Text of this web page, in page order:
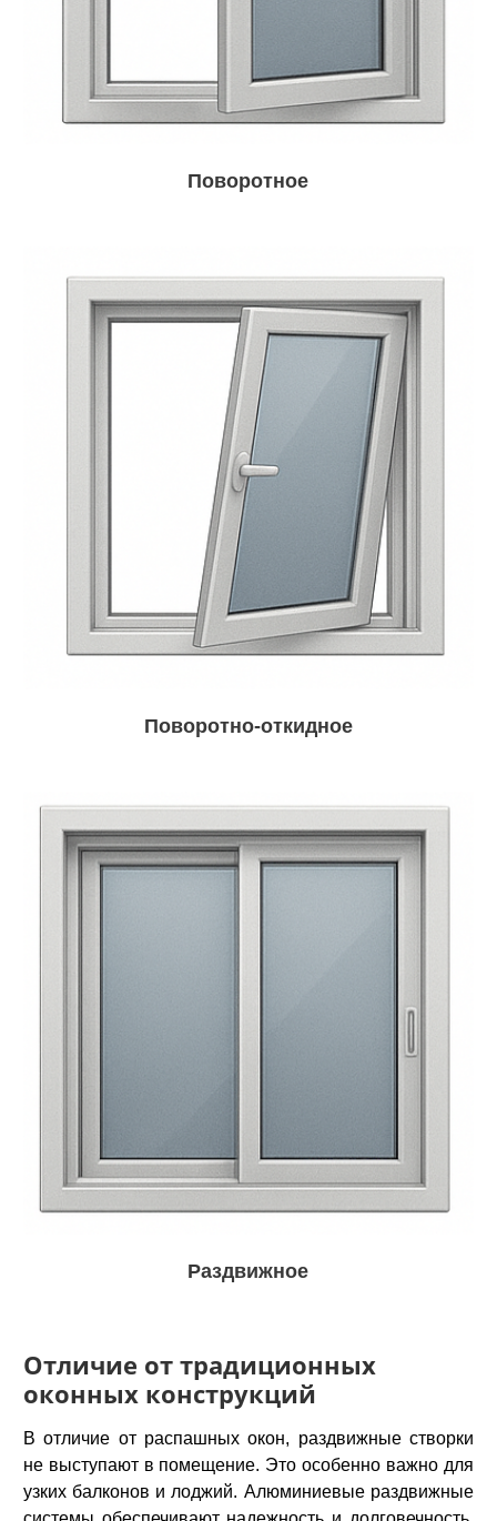
Поворотное
Поворотно-откидное
Раздвижное
Отличие от традиционных
оконных конструкций
В отличие от распашных окон, раздвижные створки
не выступают в помещение. Это особенно важно для
узких балконов и лоджий. Алюминиевые раздвижные